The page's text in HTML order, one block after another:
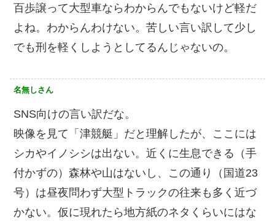
百歩譲って大型車ならわからんでもないけど軽だ
よね。わからんわけない。苦しい言い訳して少し
でも刑を軽くしようとしてるんじゃないの。
名無しさん
SNS向けの言い訳だな。
映像を見て「津競艇」だと理解したが、ここには
シカやイノシシは出ない。近くに生息できる（手
付かずの）森林や山はないし、この通り（国道23
号）は昼夜問わず大型トラックの往来も多く近づ
かない。仮に現れたら地方紙のネタくらいにはな